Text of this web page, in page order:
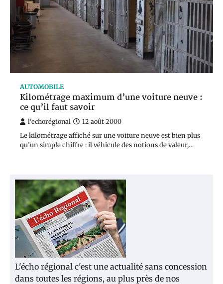
AUTOMOBILE
Kilométrage maximum d’une voiture neuve :
ce qu’il faut savoir
l'echorégional 12 août 2000
Le kilométrage affiché sur une voiture neuve est bien plus
qu’un simple chiffre : il véhicule des notions de valeur,…
L'écho régional c'est une actualité sans concession
dans toutes les régions, au plus près de nos